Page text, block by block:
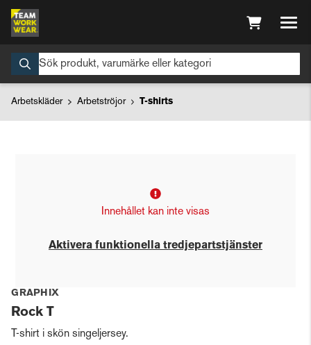
Arbetskläder Arbetströjor T-shirts
Innehållet kan inte visas
Aktivera funktionella tredjepartstjänster
GRAPHIX
Rock T
T-shirt i skön singeljersey.